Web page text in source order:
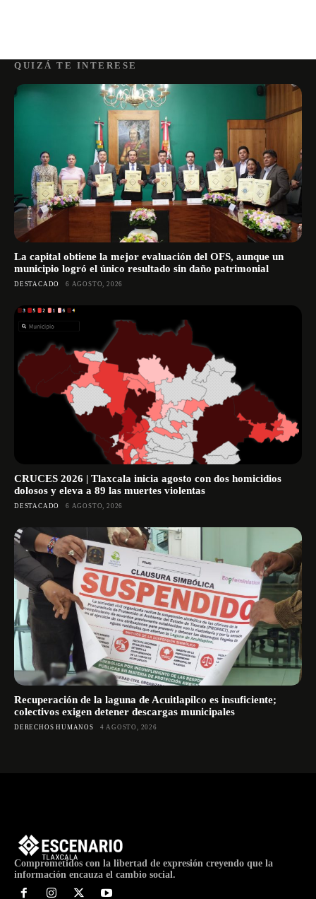
QUIZÁ TE INTERESE
La capital obtiene la mejor evaluación del OFS, aunque un
municipio logró el único resultado sin daño patrimonial
DESTACADO 6 AGOSTO, 2026
CRUCES 2026 | Tlaxcala inicia agosto con dos homicidios
dolosos y eleva a 89 las muertes violentas
DESTACADO 6 AGOSTO, 2026
Recuperación de la laguna de Acuitlapilco es insuficiente;
colectivos exigen detener descargas municipales
DERECHOS HUMANOS 4 AGOSTO, 2026
Comprometidos con la libertad de expresión creyendo que la
información encauza el cambio social.